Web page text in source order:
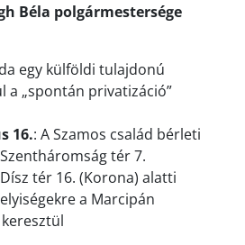
Béla polgármestersége
egy külföldi tulajdonú
a „spontán privatizáció”
16.: A Szamos család bérleti
tér 7.
tér 16. (Korona) alatti
a Marcipán